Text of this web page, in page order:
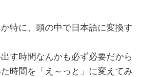
特に、頭の中で日本語に変換す
す時間なんかも必ず必要だから
時間を「え～っと」に変えてみ